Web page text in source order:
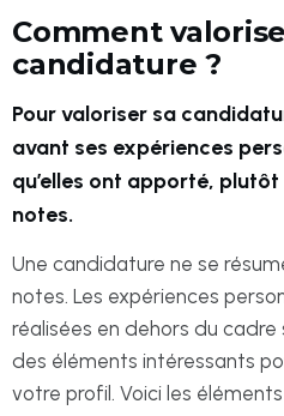
Comment
candidature ?
Pour valoriser sa
avant ses expériences
qu’elles ont apporté,
notes.
Une candidature ne se
notes. Les expériences
réalisées en dehors du
des éléments intéressants
votre profil. Voici les